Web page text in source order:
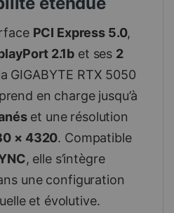
PCI Express 5.0,
2.1b et ses 2
GIGABYTE RTX 5050
en charge jusqu’à
et une résolution
× 4320. Compatible
, elle s’intègre
une configuration
et évolutive.